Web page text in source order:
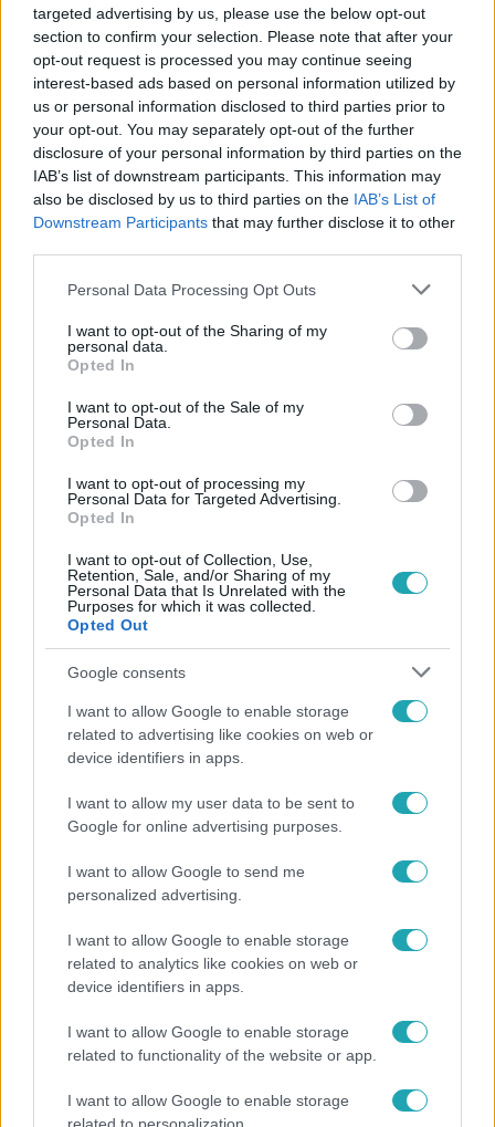
targeted advertising by us, please use the below opt-out
section to confirm your selection. Please note that after your
opt-out request is processed you may continue seeing
interest-based ads based on personal information utilized by
us or personal information disclosed to third parties prior to
your opt-out. You may separately opt-out of the further
disclosure of your personal information by third parties on the
IAB’s list of downstream participants. This information may
also be disclosed by us to third parties on the IAB’s List of
Downstream Participants that may further disclose it to other
Please note that this website/app uses one or more Google
not limited to your visit or usage behaviour. You may click to
grant or deny consent to Google and its third-party tags to
use your data for below specified purposes in below Google
consent section.
Personal Data Processing Opt Outs
I want to opt-out of the Sharing of my
personal data.
Opted In
I want to opt-out of the Sale of my
Personal Data.
Opted In
I want to opt-out of processing my
Personal Data for Targeted Advertising.
Opted In
I want to opt-out of Collection, Use,
Retention, Sale, and/or Sharing of my
Personal Data that Is Unrelated with the
Purposes for which it was collected.
Opted Out
Google consents
I want to allow Google to enable storage
related to advertising like cookies on web or
device identifiers in apps.
I want to allow my user data to be sent to
Google for online advertising purposes.
I want to allow Google to send me
personalized advertising.
I want to allow Google to enable storage
related to analytics like cookies on web or
device identifiers in apps.
I want to allow Google to enable storage
related to functionality of the website or app.
I want to allow Google to enable storage
Kövess minket, és értesülj a friss hírekről a
Facebookon is!
Követem
IZRAEL # AKTIVISTA INCIDENS NEW YORK
Népszerű
„Attól féltem, nem fogja túlélni” – megrázó
vallomást tett Nyári Dia a kislánya műtétjéről